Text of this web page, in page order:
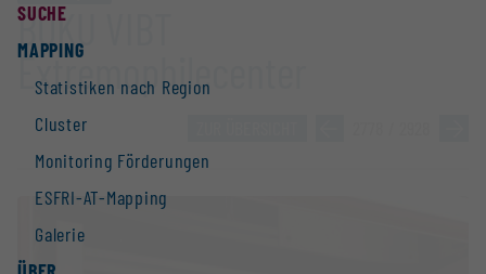
SUCHE
MAPPING
Statistiken nach Region
Cluster
Monitoring Förderungen
ESFRI-AT-Mapping
Galerie
BOKU VIBT
Extremophilecenter